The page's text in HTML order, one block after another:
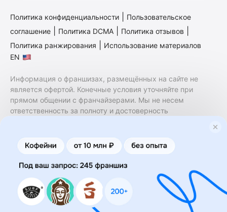
Политика конфиденциальности
Пользовательское
соглашение
Политика DCMA Политика отзывов
Политика ранжирования
Использование материалов
EN
Информация о франшизах, размещённых на сайте не
является офертой. Конечные условия уточняйте при
прямом общении с франчайзерами. Мы не несем
ответственность за полноту и достоверность
финансовые услуги. Заключение договоров
коммерческой концессии (франчайзинга) осуществляется
правообладателями/их представителями. Бизнесменс.ру
не является посредником или представителем
правообладателя и не несет ответственность за условия
предоставления франшизы и действия лиц,
осуществленные на основании информации, имеющейся